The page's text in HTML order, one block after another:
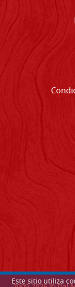
Este sitio utiliza